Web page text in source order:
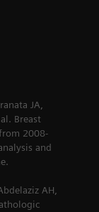
JA,
Breast
2008-
and
AH,